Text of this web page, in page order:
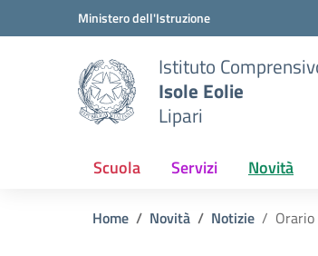
Vai ai contenuti
Vai al menu di navigazione
Ministero dell'Istruzione
Istituto
Isole Eolie
Lipari
Scuola Servizi Novità
Home Novità Notizie